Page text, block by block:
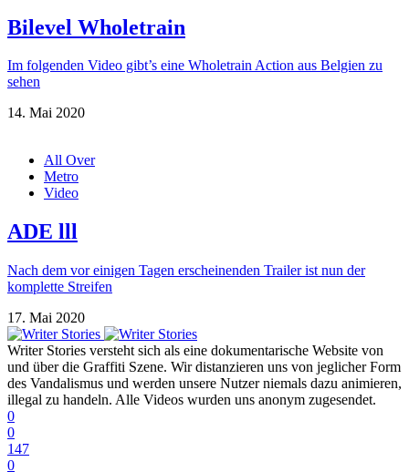
Bilevel Wholetrain
Im folgenden Video gibt’s eine Wholetrain Action aus Belgien zu
sehen
14. Mai 2020
All Over
Metro
Video
ADE lll
Nach dem vor einigen Tagen erscheinenden Trailer ist nun der
komplette Streifen
17. Mai 2020
Writer Stories versteht sich als eine dokumentarische Website von
und über die Graffiti Szene. Wir distanzieren uns von jeglicher Form
des Vandalismus und werden unsere Nutzer niemals dazu animieren,
illegal zu handeln. Alle Videos wurden uns anonym zugesendet.
0
0
147
0